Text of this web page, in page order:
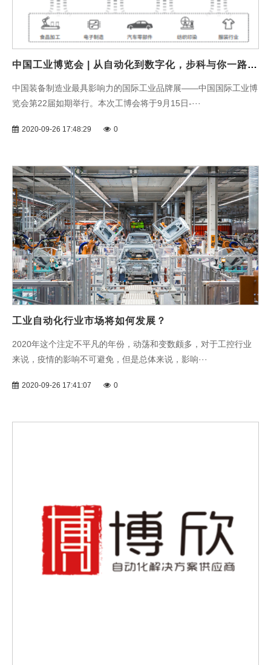
中国工业博览会 | 从自动化到数字化，步科与你一路同行
中国装备制造业最具影响力的国际工业品牌展——中国国际工业博
览会第22届如期举行。本次工博会将于9月15日-···
2020-09-26 17:48:29 0
工业自动化行业市场将如何发展？
2020年这个注定不平凡的年份，动荡和变数颇多，对于工控行业
来说，疫情的影响不可避免，但是总体来说，影响···
2020-09-26 17:41:07 0